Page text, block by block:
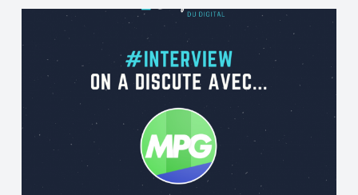
SPORTIF
EST
ENTREPRENEUR
QUI